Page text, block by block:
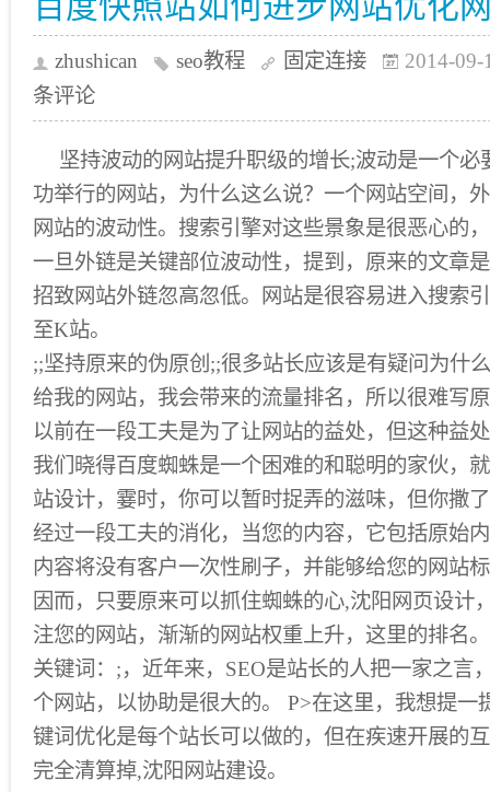
zhushican seo教程 固定连接
2014-09-
条评论
坚持波动的网站提升职级的增长;波动是一个必
功举行的网站，为什么这么说？一个网站空间，
网站的波动性。搜索引擎对这些景象是很恶心的
一旦外链是关键部位波动性，提到，原来的文章
招致网站外链忽高忽低。网站是很容易进入搜索
至K站。
;;坚持原来的伪原创;;很多站长应该是有疑问为什
给我的网站，我会带来的流量排名，所以很难写
以前在一段工夫是为了让网站的益处，但这种益
我们晓得百度蜘蛛是一个困难的和聪明的家伙，
站设计，霎时，你可以暂时捉弄的滋味，但你撒
经过一段工夫的消化，当您的内容，它包括原始
内容将没有客户一次性刷子，并能够给您的网站
因而，只要原来可以抓住蜘蛛的心,沈阳网页设计
注您的网站，渐渐的网站权重上升，这里的排名
关键词：;，近年来，SEO是站长的人把一家之言
个网站，以协助是很大的。 P>在这里，我想提一
键词优化是每个站长可以做的，但在疾速开展的
完全清算掉,沈阳网站建设。